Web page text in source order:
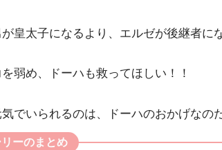
皇太子になるより、エルゼが後継者に
弱め、ドーハも救ってほしい！！
でいられるのは、ドーハのおかげなの
ーのまとめ